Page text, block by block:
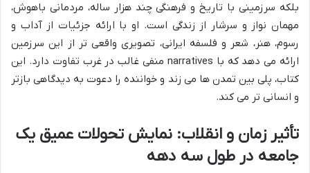
بلکه سرزمینی با تاریخ و فرهنگی چند هزار ساله، مردمانی باهوش،
مهمان نواز و سرشار از زندگی است. او با ارائه جزئیات از آداب و
رسوم، هنر، شعر و فلسفه ایرانی، تصویری واقعی تر از این سرزمین
ارائه می دهد که با narratives منفی غالب در غرب تفاوت دارد. این
کتاب، پلی بین تمدن ها می زند و خواننده را دعوت به دیدگاهی بازتر
و انسانی تر می کند.
تأثیر زمان و انقلاب: نمایش تحولات عمیق یک
جامعه در طول سه دهه